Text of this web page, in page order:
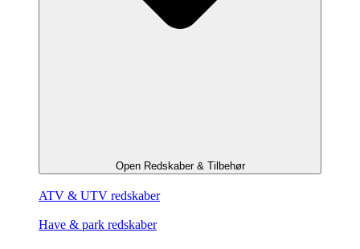
Open Redskaber & Tilbehør
ATV & UTV redskaber
Have & park redskaber